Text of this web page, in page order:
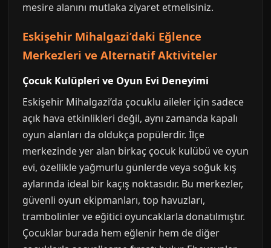
mesire alanını mutlaka ziyaret etmelisiniz.
Eskişehir Mihalgazi’daki Eğlence
Merkezleri ve Alternatif Aktiviteler
Çocuk Kulüpleri ve Oyun Evi Deneyimi
Eskişehir Mihalgazi’da çocuklu aileler için sadece
açık hava etkinlikleri değil, aynı zamanda kapalı
oyun alanları da oldukça popülerdir. İlçe
merkezinde yer alan birkaç çocuk kulübü ve oyun
evi, özellikle yağmurlu günlerde veya soğuk kış
aylarında ideal bir kaçış noktasıdır. Bu merkezler,
güvenli oyun ekipmanları, top havuzları,
trambolinler ve eğitici oyuncaklarla donatılmıştır.
Çocuklar burada hem eğlenir hem de diğer